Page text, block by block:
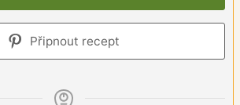
Připnout recept